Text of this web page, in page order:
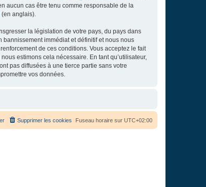
aucun cas être tenu comme responsable de la
(en anglais).
la législation de votre pays, du pays dans
immédiat et définitif et nous nous
de ces conditions. Vous acceptez le fait
estimons cela nécessaire. En tant qu’utilisateur,
pas diffusées à une tierce partie sans votre
vos données.
Fuseau horaire sur UTC+02:00
Supprimer les cookies